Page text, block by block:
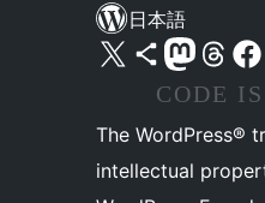
日本語
X (旧 Twitter) アカウントへ Bluesky アカウントへ Mastodon アカウントへ Threads アカウントへ Facebook ページへ
CODE
The WordPress®
intellectual